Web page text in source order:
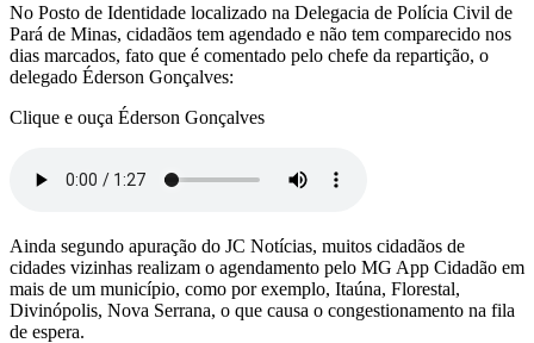
No Posto de Identidade localizado na Delegacia de Polícia Civil de
Pará de Minas, cidadãos tem agendado e não tem comparecido nos
dias marcados, fato que é comentado pelo chefe da repartição, o
delegado Éderson Gonçalves:
Clique e ouça Éderson Gonçalves
Ainda segundo apuração do JC Notícias, muitos cidadãos de
cidades vizinhas realizam o agendamento pelo MG App Cidadão em
mais de um município, como por exemplo, Itaúna, Florestal,
Divinópolis, Nova Serrana, o que causa o congestionamento na fila
de espera.